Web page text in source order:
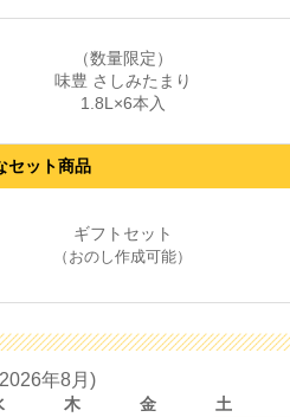
（数量限定）
味豊 さしみたまり
1.8L×6本入
セット商品
ギフトセット
（おのし作成可能）
年8月)
木 金
土